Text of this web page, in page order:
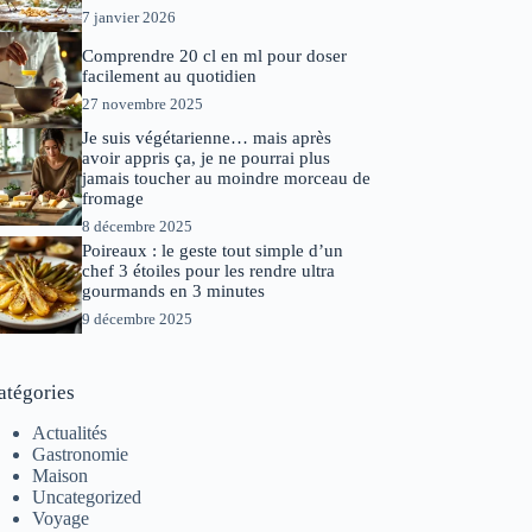
7 janvier 2026
Comprendre 20 cl en ml pour doser
facilement au quotidien
27 novembre 2025
Je suis végétarienne… mais après
avoir appris ça, je ne pourrai plus
jamais toucher au moindre morceau de
fromage
8 décembre 2025
Poireaux : le geste tout simple d’un
chef 3 étoiles pour les rendre ultra
gourmands en 3 minutes
9 décembre 2025
Actualités
Gastronomie
Maison
Uncategorized
Voyage